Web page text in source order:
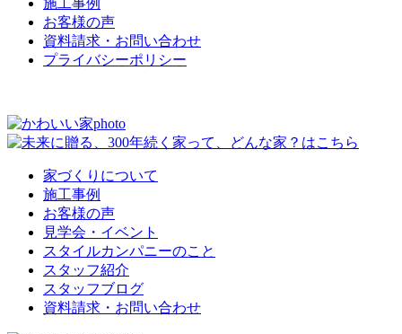
お客様の声
資料請求・お問い合わせ
プライバシーポリシー
家づくりについて
施工事例
お客様の声
見学会・イベント
スタイルカンパニーのこと
スタッフ紹介
スタッフブログ
資料請求・お問い合わせ